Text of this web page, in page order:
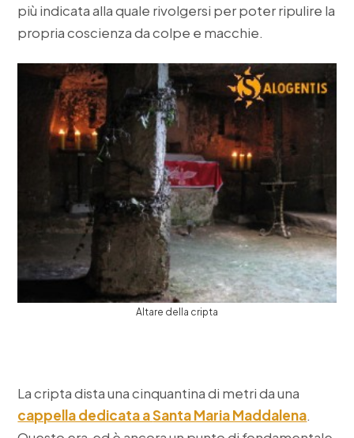
più indicata alla quale rivolgersi per poter ripulire la
propria coscienza da colpe e macchie.
Altare della cripta
La cripta dista una cinquantina di metri da una
cappella dedicata aSanta Maria Maddalena.